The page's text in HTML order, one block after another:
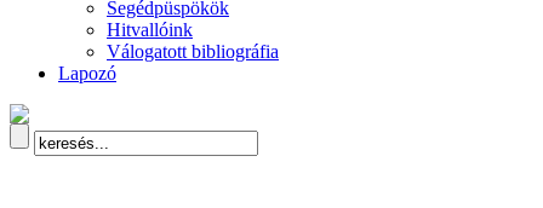
Segédpüspökök
Hitvallóink
Válogatott bibliográfia
Lapozó